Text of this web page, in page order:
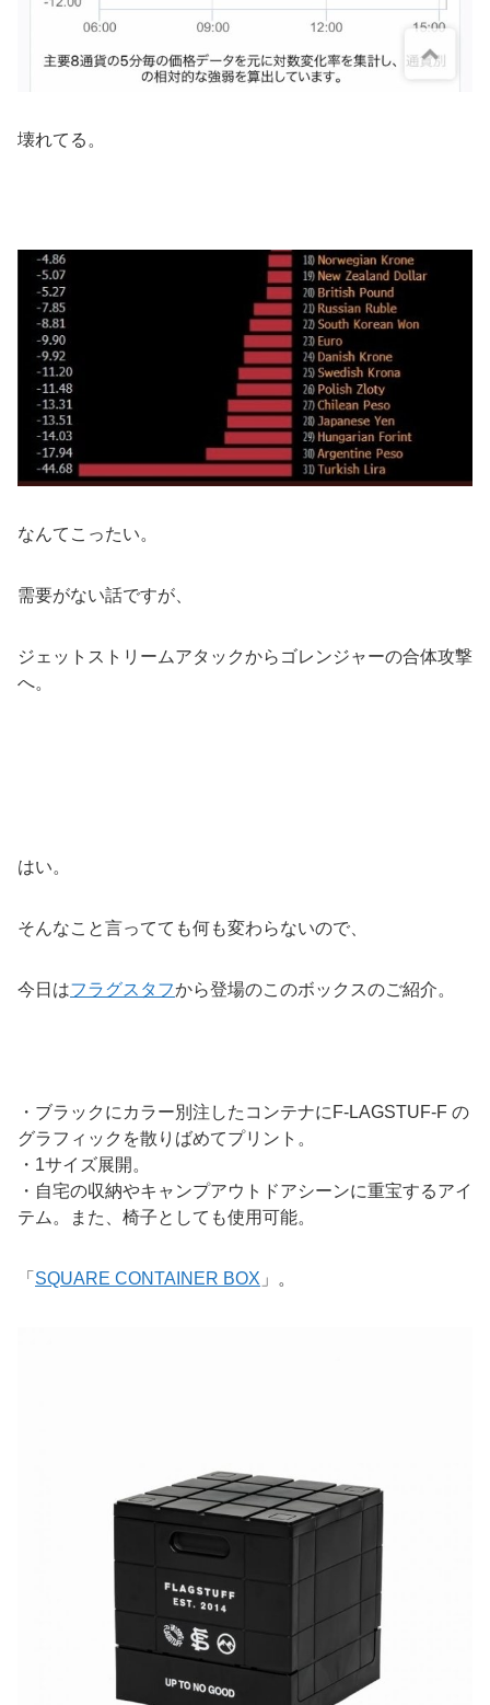
壊れてる。
なんてこったい。
需要がない話ですが、
ジェットストリームアタックからゴレンジャーの合体攻撃
へ。
はい。
そんなこと言ってても何も変わらないので、
今日はフラグスタフから登場のこのボックスのご紹介。
・ブラックにカラー別注したコンテナにF-LAGSTUF-F の
グラフィックを散りばめてプリント。
・1サイズ展開。
・自宅の収納やキャンプアウトドアシーンに重宝するアイ
テム。また、椅子としても使用可能。
「 SQUARE CONTAINER BOX 」。